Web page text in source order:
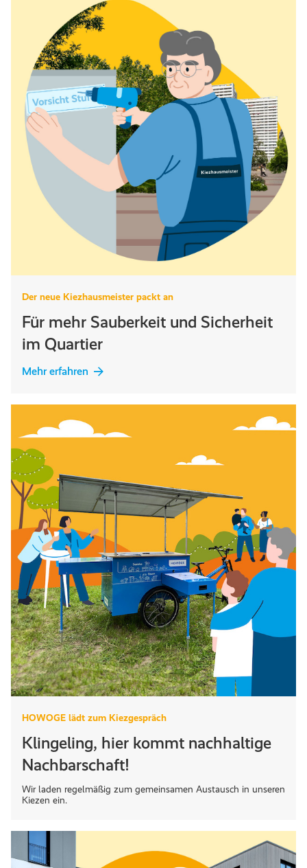
Der neue Kiezhausmeister packt an
Für mehr Sauberkeit und Sicherheit
im Quartier
Mehr erfahren
HOWOGE lädt zum Kiezgespräch
Klingeling, hier kommt nachhaltige
Nachbarschaft!
Wir laden regelmäßig zum gemeinsamen Austausch in unseren
Kiezen ein.